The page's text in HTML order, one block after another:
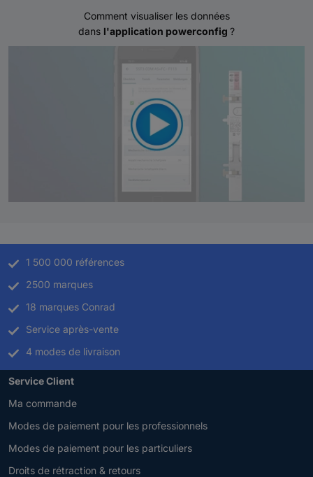
Comment visualiser les données
dans l'application powerconfig ?
1 500 000 références
2500 marques
18 marques Conrad
Service après-vente
4 modes de livraison
Service Client
Ma commande
Modes de paiement pour les professionnels
Modes de paiement pour les particuliers
Droits de rétraction & retours